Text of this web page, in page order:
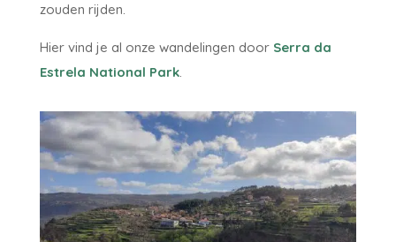
zouden rijden.
Hier vind je al onze wandelingen door Serra da
Estrela National Park.